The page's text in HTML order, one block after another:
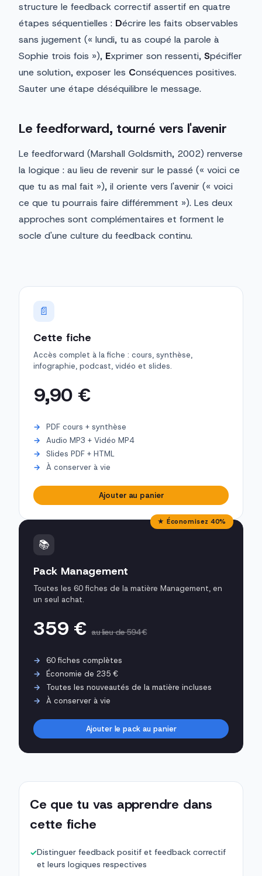
structure le feedback correctif assertif en quatre
étapes séquentielles : Décrire les faits observables
sans jugement (« lundi, tu as coupé la parole à
Sophie trois fois »), Exprimer son ressenti, Spécifier
une solution, exposer les Conséquences positives.
Sauter une étape déséquilibre le message.
Le feedforward, tourné vers l'avenir
Le feedforward (Marshall Goldsmith, 2002) renverse
la logique : au lieu de revenir sur le passé (« voici ce
que tu as mal fait »), il oriente vers l'avenir (« voici
ce que tu pourrais faire différemment »). Les deux
approches sont complémentaires et forment le
socle d'une culture du feedback continu.
📄
Cette fiche
Accès complet à la fiche : cours, synthèse,
infographie, podcast, vidéo et slides.
9,90 €
PDF cours + synthèse
Audio MP3 + Vidéo MP4
Slides PDF + HTML
À conserver à vie
Ajouter au panier
★ Économisez 40%
📚
Pack Management
Toutes les 60 fiches de la matière Management, en
un seul achat.
359 €au lieu de 594 €
60 fiches complètes
Économie de 235 €
Toutes les nouveautés de la matière incluses
À conserver à vie
Ajouter le pack au panier
Ce que tu vas apprendre dans
cette fiche
✓Distinguer feedback positif et feedback correctif
et leurs logiques respectives